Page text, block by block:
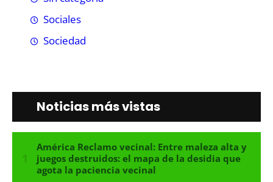
Sociales
Sociedad
Noticias más vistas